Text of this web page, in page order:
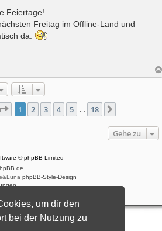
um dir den
bei der Nutzung zu
Feiertage!
Freitag im Offline-Land und
da.
Seite 1von 18
1 2 3 4 5 18
Gehe zu
© phpBB Limited
phpBB-Style-Design